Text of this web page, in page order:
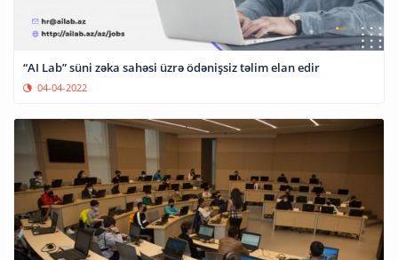
“AI Lab” süni zəka sahəsi üzrə ödənişsiz təlim elan edir
04-04-2022